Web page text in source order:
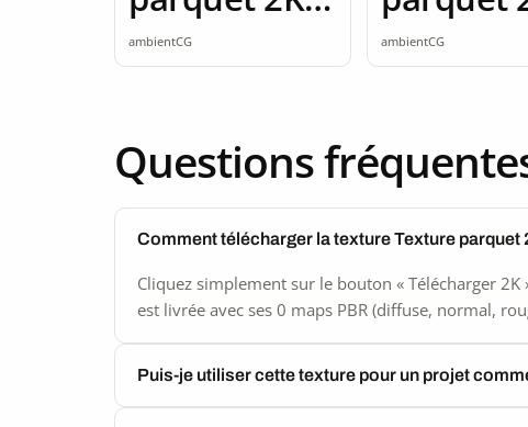
seamless
ambientCG
seamless
ambientCG
Questions
Comment télécharger la texture Texture parquet
Cliquez simplement sur le bouton « Télécharger
est livrée avec ses 0 maps PBR (diffuse, normal,
Puis-je utiliser cette texture pour un projet